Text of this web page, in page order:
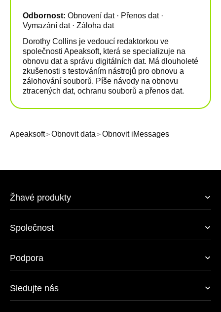
Odbornost: Obnovení dat · Přenos dat ·
Vymazání dat · Záloha dat
Dorothy Collins je vedoucí redaktorkou ve
společnosti Apeaksoft, která se specializuje na
obnovu dat a správu digitálních dat. Má dlouholeté
zkušenosti s testováním nástrojů pro obnovu a
zálohování souborů. Píše návody na obnovu
ztracených dat, ochranu souborů a přenos dat.
Apeaksoft> Obnovit data > Obnovit iMessages
Žhavé produkty
Společnost
Podpora
Sledujte nás